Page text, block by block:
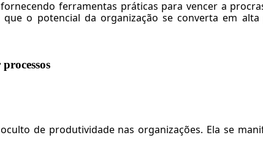
ferramentas práticas para vencer a
o potencial da organização se converta em
de produtividade nas organizações. Ela se